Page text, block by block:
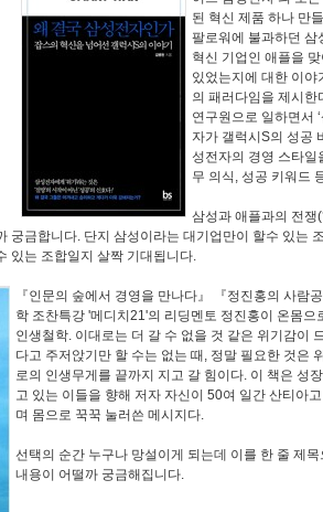
된 혁신 제품 하나 만
팔로워에 불과하던 삼
혁신 기업인 애플을
있었는지에 대한 이야
의 패러다임을 제시한
연구원으로 일하면서
자가 갤럭시S의 성공
성전자의 경영 스타일
무 의식, 성공 키워드
삼성과 애플과의 전쟁
궁금합니다. 단지 삼성이라는 대기업만이 할수 있는
있는 조합일지 살짝 기대됩니다.
『인문의 숲에서 경영을 만나다』 『정진홍의 사람
학 조찬특강 '메디치21'의 리딩멘토 정진홍이 온몸으
인생철학. 이대로는 더 갈 수 없을 것 같은 위기감이
다고 주저앉기만 할 수는 없는 때, 정말 필요한 것은
로의 인생무게를 끝까지 지고 갈 힘이다. 이 책은 성
고 있는 이들을 향해 저자 자신이 50여 일간 산티아
며 몸으로 꾹꾹 눌러쓴 메시지다.
선택의 순간 누구나 망설이게 되는데 이를 한 줄 제
내용이 어떨까 궁금해집니다.